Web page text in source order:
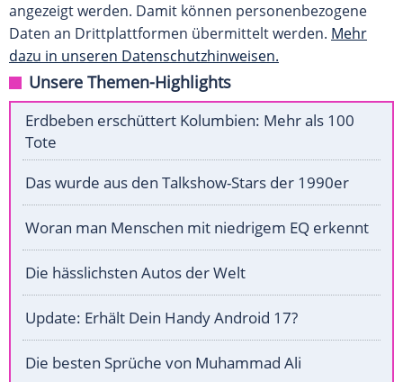
angezeigt werden. Damit können personenbezogene
Daten an Drittplattformen übermittelt werden. Mehr
dazu in unseren Datenschutzhinweisen.
Unsere Themen-Highlights
Erdbeben erschüttert Kolumbien: Mehr als 100
Tote
Das wurde aus den Talkshow-Stars der 1990er
Woran man Menschen mit niedrigem EQ erkennt
Die hässlichsten Autos der Welt
Update: Erhält Dein Handy Android 17?
Die besten Sprüche von Muhammad Ali